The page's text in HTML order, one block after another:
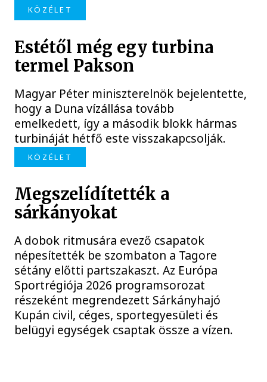
KÖZÉLET
Estétől még egy turbina
termel Pakson
Magyar Péter miniszterelnök bejelentette,
hogy a Duna vízállása tovább
emelkedett, így a második blokk hármas
turbináját hétfő este visszakapcsolják.
KÖZÉLET
Megszelídítették a
sárkányokat
A dobok ritmusára evező csapatok
népesítették be szombaton a Tagore
sétány előtti partszakaszt. Az Európa
Sportrégiója 2026 programsorozat
részeként megrendezett Sárkányhajó
Kupán civil, céges, sportegyesületi és
belügyi egységek csaptak össze a vízen.